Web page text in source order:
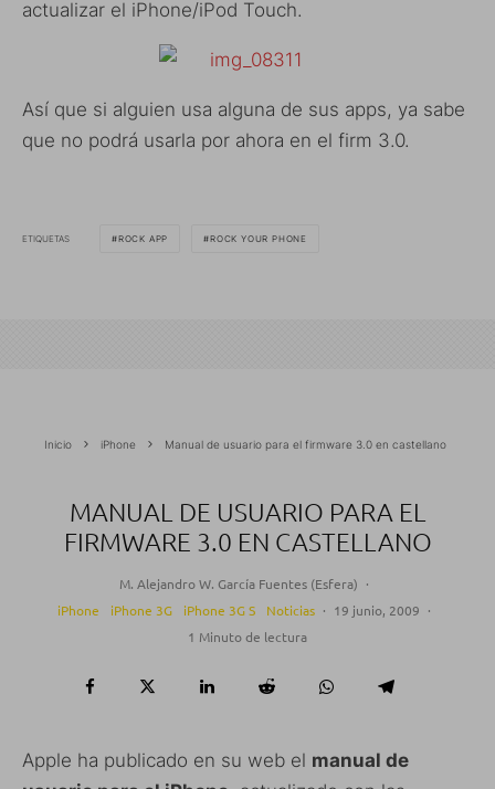
actualizar el iPhone/iPod Touch.
Así que si alguien usa alguna de sus apps, ya sabe
que no podrá usarla por ahora en el firm 3.0.
ETIQUETAS ROCK APP ROCK YOUR PHONE
Inicio iPhone Manual de usuario para el firmware 3.0 en castellano
MANUAL DE USUARIO PARA EL
FIRMWARE 3.0 EN CASTELLANO
M. Alejandro W. García Fuentes (Esfera) ·
iPhone
iPhone 3G iPhone 3G S Noticias · 19 junio, 2009 ·
1 Minuto de lectura
Apple ha publicado en su web el manual de